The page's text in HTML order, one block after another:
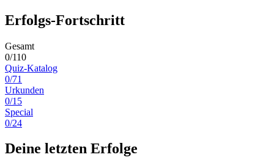
Erfolgs-Fortschritt
Gesamt
0/110
Quiz-Katalog
0/71
Urkunden
0/15
Special
0/24
Deine letzten Erfolge